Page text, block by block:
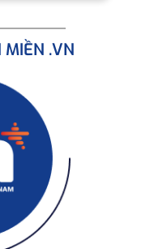
MIỀN .VN